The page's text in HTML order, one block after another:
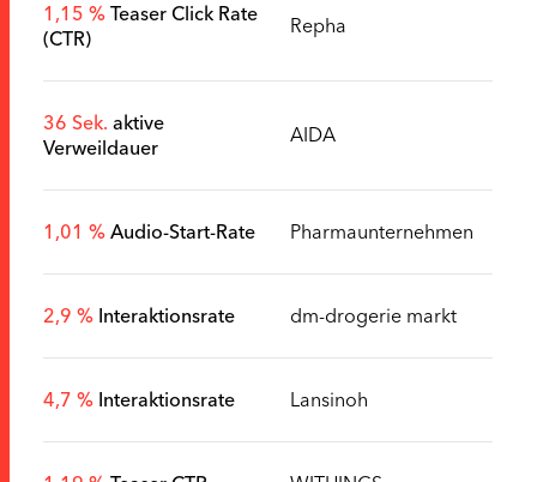
1,15 % Teaser Click Rate
(CTR)
Repha
36 Sek. aktive
Verweildauer
AIDA
1,01 % Audio-Start-Rate Pharmaunternehmen
2,9 % Interaktionsrate dm-drogerie markt
4,7 % Interaktionsrate Lansinoh